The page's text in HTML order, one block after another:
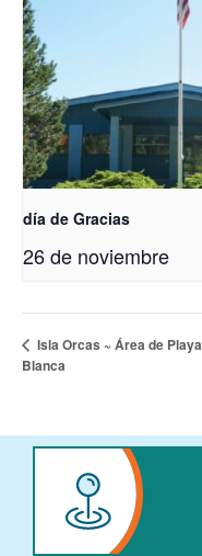
día de Gracias
26 de noviembre
Isla Orcas ~ Área de Playa
Blanca